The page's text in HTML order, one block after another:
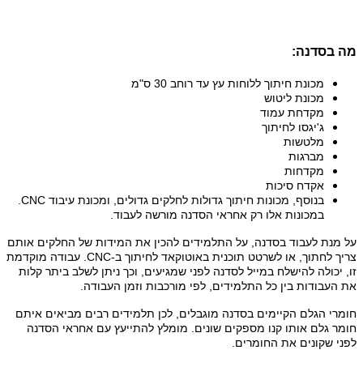
מה בסדנה:
מכונת חיתוך ללוחות עץ עד רוחב 30 ס"מ
מכונת ליטוש
מקדחת עמוד
ג'יגסו לחיתוך
מלטשות
מברגות
מקדחות
אקדח סיכות
בנוסף,
במכונות אלו רק אחראי הסדנה מורשה לעבוד.
על מנת לעבוד בסדנה, על התלמידים להכין את המידות של החלקים אותם
צריך לחתוך, או לשרטט תוכנית באוטוקאד לחיתוך ב-CNC. עבודה מוקדמת
זו, יכולה להישלח במייל לסדנה לפני שמגיעים, וכך ניתן לשלב ביתר קלות
את העבודות בין כל התלמידים, לפי מורכבות וזמן העבודה.
חומרי הגלם הקיימים בסדנה מוגבלים, לכן תלמידים רבים מביאים איתם
חומר גלם אותו קנו מספקים שונים. מומלץ להתייעץ עם אחראי הסדנה
לפני שקונים את החומרים.